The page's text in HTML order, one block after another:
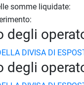
somme liquidate:
degli
DIVISA DI
degli